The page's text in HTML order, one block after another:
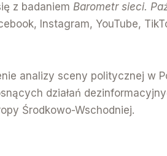
z badaniem Barometr sieci.
Instagram, YouTube,
analizy sceny politycznej w
działań
Środkowo-Wschodniej.